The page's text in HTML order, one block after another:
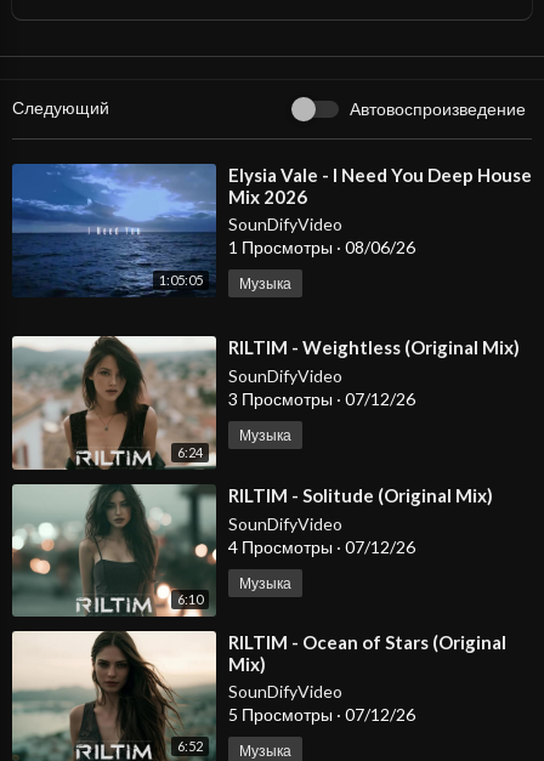
Следующий Автовоспроизведение
1:05:05
⁣Elysia Vale - I Need You Deep House
Mix 2026
SounDifyVideo
1 Просмотры · 08/06/26
Музыка
6:24
⁣RILTIM - Weightless (Original Mix)
SounDifyVideo
3 Просмотры · 07/12/26
Музыка
6:10
⁣RILTIM - Solitude (Original Mix)
SounDifyVideo
4 Просмотры · 07/12/26
Музыка
6:52
⁣RILTIM - Ocean of Stars (Original
Mix)
SounDifyVideo
5 Просмотры · 07/12/26
Музыка